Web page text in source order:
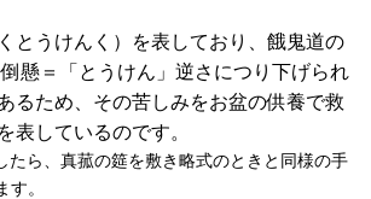
とうけんく）を表しており、餓鬼道の
懸＝「とうけん」逆さにつり下げられ
るため、その苦しみをお盆の供養で救
表しているのです。
たら、真菰の筵を敷き略式のときと同様の手
す。